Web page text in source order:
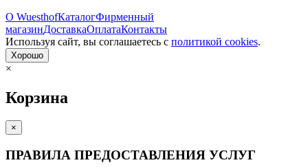
О WuesthofКаталогФирменный
магазинДоставкаОплатаКонтакты
Используя сайт, вы согла­шаетесь с политикой cookies.
Хорошо
×
Корзина
×
ПРАВИЛА ПРЕДОСТАВЛЕНИЯ УСЛУГ